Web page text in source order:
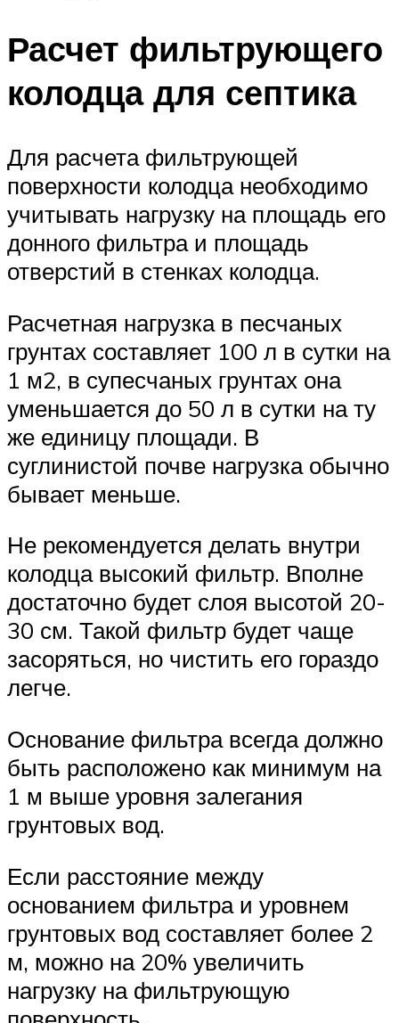
Расчет фильтрующего
колодца для септика
Для расчета фильтрующей
поверхности колодца необходимо
учитывать нагрузку на площадь его
донного фильтра и площадь
отверстий в стенках колодца.
Расчетная нагрузка в песчаных
грунтах составляет 100 л в сутки на
1 м2, в супесчаных грунтах она
уменьшается до 50 л в сутки на ту
же единицу площади. В
суглинистой почве нагрузка обычно
бывает меньше.
Не рекомендуется делать внутри
колодца высокий фильтр. Вполне
достаточно будет слоя высотой 20-
30 см. Такой фильтр будет чаще
засоряться, но чистить его гораздо
легче.
Основание фильтра всегда должно
быть расположено как минимум на
1 м выше уровня залегания
грунтовых вод.
Если расстояние между
основанием фильтра и уровнем
грунтовых вод составляет более 2
м, можно на 20% увеличить
нагрузку на фильтрующую